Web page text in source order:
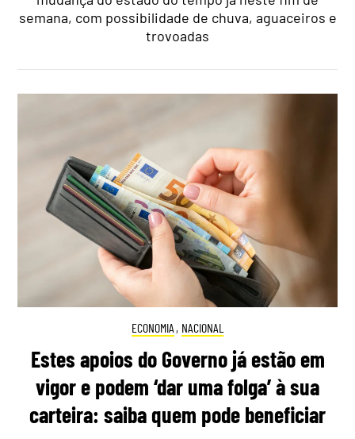
semana, com possibilidade de chuva, aguaceiros e
trovoadas
ECONOMIA , NACIONAL
Estes apoios do Governo já estão em
vigor e podem ‘dar uma folga’ à sua
carteira: saiba quem pode beneficiar